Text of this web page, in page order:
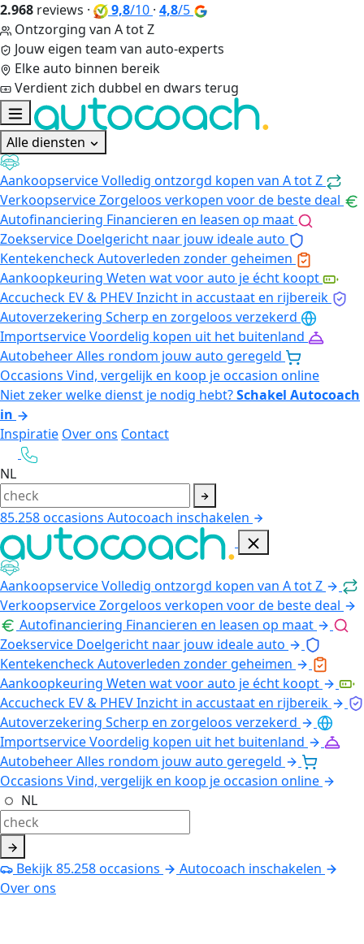
2.968 reviews · 9,8/10 · 4,8/5
Ontzorging van A tot Z
Jouw eigen team van auto-experts
Elke auto binnen bereik
Verdient zich dubbel en dwars terug
Alle diensten
AankoopserviceVolledig ontzorgd kopen van A tot Z
VerkoopserviceZorgeloos verkopen voor de beste deal
Autofinanciering Financieren en leasen op maat
Zoekservice Doelgericht naar jouw ideale auto
KentekencheckAutoverleden zonder geheimen
Aankoopkeuring Weten wat voor auto je écht koopt
Accucheck EV & PHEVInzicht in accustaat en rijbereik
Autoverzekering Scherp en zorgeloos verzekerd
ImportserviceVoordelig kopen uit het buitenland
AutobeheerAlles rondom jouw auto geregeld
Occasions Vind, vergelijk en koop je occasion online
Niet zeker welke dienst je nodig hebt?Schakel Autocoach
in
Inspiratie Over ons Contact
NL
85.258occasions Autocoach inschakelen
AankoopserviceVolledig ontzorgd kopen van A tot Z
VerkoopserviceZorgeloos verkopen voor de beste deal
Autofinanciering Financieren en leasen op maat
Zoekservice Doelgericht naar jouw ideale auto
KentekencheckAutoverleden zonder geheimen
Aankoopkeuring Weten wat voor auto je écht koopt
Accucheck EV & PHEVInzicht in accustaat en rijbereik
Autoverzekering Scherp en zorgeloos verzekerd
ImportserviceVoordelig kopen uit het buitenland
AutobeheerAlles rondom jouw auto geregeld
Occasions Vind, vergelijk en koop je occasion online
NL
Bekijk85.258occasions
Autocoach inschakelen
Over ons